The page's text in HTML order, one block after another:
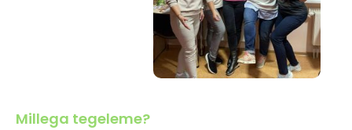
Millega tegeleme?